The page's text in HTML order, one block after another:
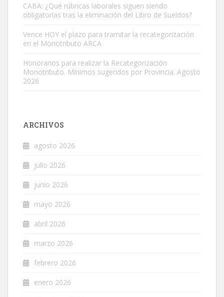
CABA: ¿Qué rúbricas laborales siguen siendo
obligatorias tras la eliminación del Libro de Sueldos?
Vence HOY el plazo para tramitar la recategorización
en el Monotributo ARCA
Honorarios para realizar la Recategorización
Monotributo. Mínimos sugeridos por Provincia. Agosto
2026
ARCHIVOS
agosto 2026
julio 2026
junio 2026
mayo 2026
abril 2026
marzo 2026
febrero 2026
enero 2026